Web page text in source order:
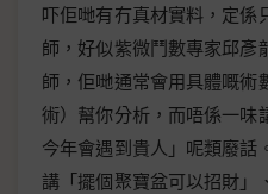
吓佢哋有冇真材實料，定係
師，好似紫微鬥數專家邱彥
師，佢哋通常會用具體嘅術
術）幫你分析，而唔係一味
今年會遇到貴人」呢類廢話
講「擺個聚寶盆可以招財」